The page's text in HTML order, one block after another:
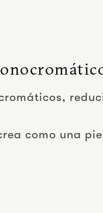
como una